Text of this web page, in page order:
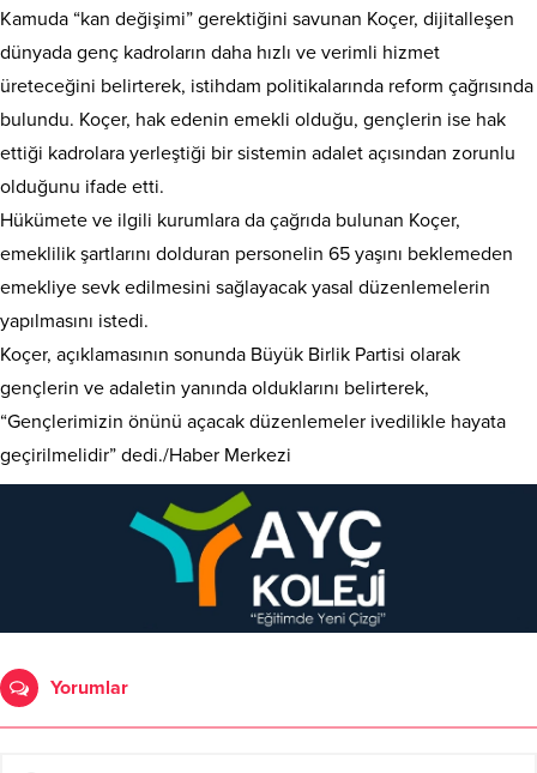
Kamuda “kan değişimi” gerektiğini savunan Koçer, dijitalleşen
dünyada genç kadroların daha hızlı ve verimli hizmet
üreteceğini belirterek, istihdam politikalarında reform çağrısında
bulundu. Koçer, hak edenin emekli olduğu, gençlerin ise hak
ettiği kadrolara yerleştiği bir sistemin adalet açısından zorunlu
olduğunu ifade etti.
Hükümete ve ilgili kurumlara da çağrıda bulunan Koçer,
emeklilik şartlarını dolduran personelin 65 yaşını beklemeden
emekliye sevk edilmesini sağlayacak yasal düzenlemelerin
yapılmasını istedi.
Koçer, açıklamasının sonunda Büyük Birlik Partisi olarak
gençlerin ve adaletin yanında olduklarını belirterek,
“Gençlerimizin önünü açacak düzenlemeler ivedilikle hayata
geçirilmelidir” dedi./Haber Merkezi
Yorumlar